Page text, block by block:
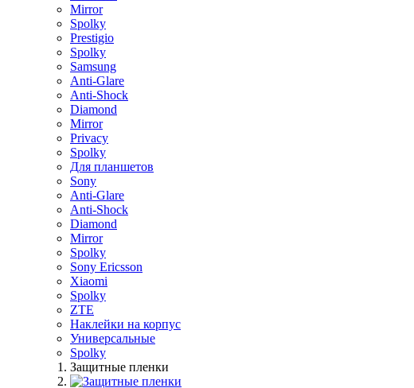
Mirror
Spolky
Prestigio
Spolky
Samsung
Anti-Glare
Anti-Shock
Diamond
Mirror
Privacy
Spolky
Для планшетов
Sony
Anti-Glare
Anti-Shock
Diamond
Mirror
Spolky
Sony Ericsson
Xiaomi
Spolky
ZTE
Наклейки на корпус
Универсальные
Spolky
Защитные пленки